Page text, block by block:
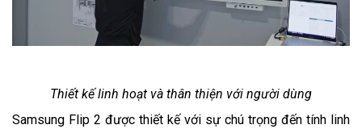
Thiết kế linh hoạt và thân thiện với người dùng
Samsung Flip 2 được thiết kế với sự chú trọng đến tính linh